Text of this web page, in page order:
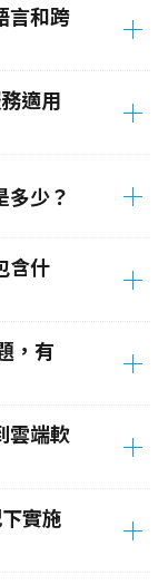
言和跨
適用
少？
含什
，有
雲端軟
實施